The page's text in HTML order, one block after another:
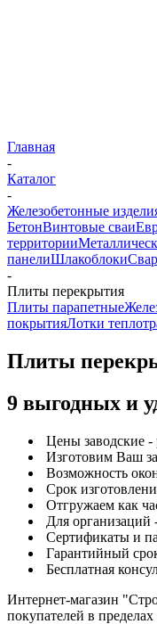
Главная
-
Каталог
-
Железобетонные
БетонВинтовые сваи
территории
панелиШлакоблоки
-
Плиты перекрытия
Плиты парапетные
покрытияЛотки
Плиты
9 выгодных и
Цены заводские
Изготовим Ваш
Возможность
Срок
Отгружаем как
Для
Сертификаты и
Гарантийный
Бесплатная
Интернет-магазин
покупателей в